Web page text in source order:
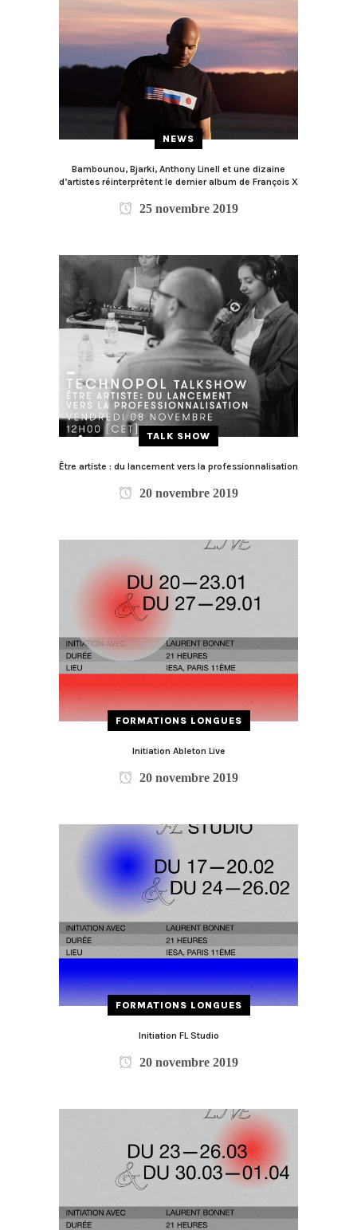
NEWS
Bambounou, Bjarki, Anthony Linell et une dizaine
d’artistes réinterprètent le dernier album de François X
25 novembre 2019
TALK SHOW
Être artiste : du lancement vers la professionnalisation
20 novembre 2019
FORMATIONS LONGUES
Initiation Ableton Live
20 novembre 2019
FORMATIONS LONGUES
Initiation FL Studio
20 novembre 2019